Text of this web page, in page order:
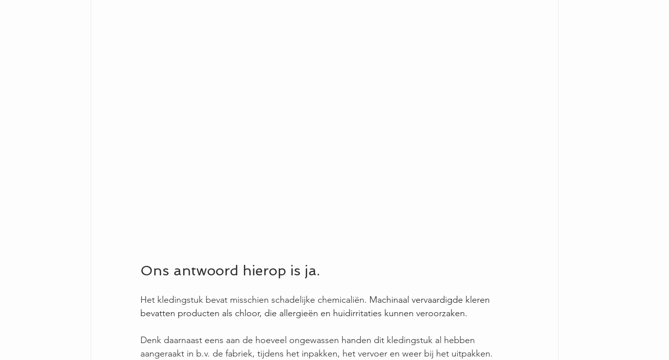
Ons antwoord hierop is ja.
Het kledingstuk bevat misschien schadelijke chemicaliën. Machinaal vervaardigde kleren
bevatten producten als chloor, die allergieën en huidirritaties kunnen veroorzaken.
Denk daarnaast eens aan de hoeveel ongewassen handen dit kledingstuk al hebben
aangeraakt in b.v. de fabriek, tijdens het inpakken, het vervoer en weer bij het uitpakken.